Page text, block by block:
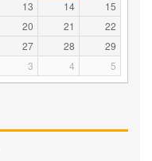
13 14
15
20 21
22
27 28
29
3 4 5